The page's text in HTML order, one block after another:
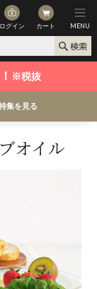
ログイン カート MENU
※税抜
集を見る
オイル